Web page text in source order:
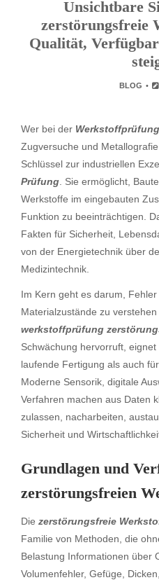
Unsichtbare
zerstörungsfreie
Qualität,
BLOG
Wer bei der Werkstoffprüfung
Zugversuche und
Schlüssel zur industriellen
Prüfung . Sie ermöglicht,
Werkstoffe im eingebauten
Funktion zu beeinträchtigen.
Fakten für Sicherheit,
von der Energietechnik über
Medizintechnik.
Im Kern geht es darum,
Materialzustände zu
werkstoffprüfung
Schwächung hervorruft,
laufende Fertigung als auch
Moderne Sensorik, digitale
Verfahren machen aus Daten
zulassen, nacharbeiten,
Sicherheit und
Grundlagen und
zerstörungsfreien
Die zerstörungsfreie
Familie von Methoden, die
Belastung Informationen über
Volumenfehler, Gefüge,